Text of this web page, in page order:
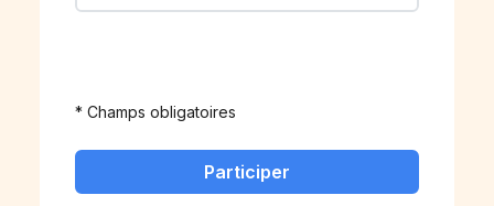
* Champs obligatoires
Participer